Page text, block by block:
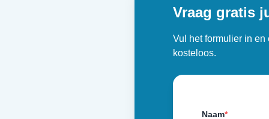
Vraag gratis
Vul het formulier in
kosteloos.
Naam*